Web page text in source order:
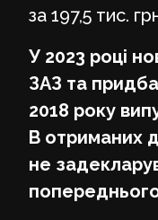
за 197,5 тис.
У 2023 році
ЗАЗ та
2018 року
В отриманих
не